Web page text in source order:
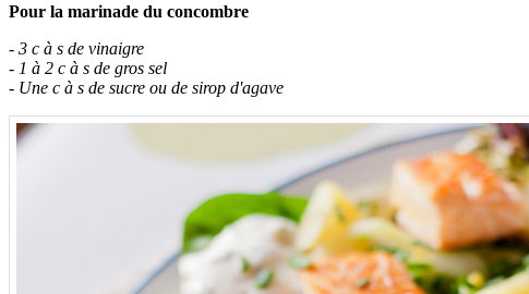
Pour la marinade du concombre
- 3 c à s de vinaigre
- 1 à 2 c à s de gros sel
- Une c à s de sucre ou de sirop d'agave